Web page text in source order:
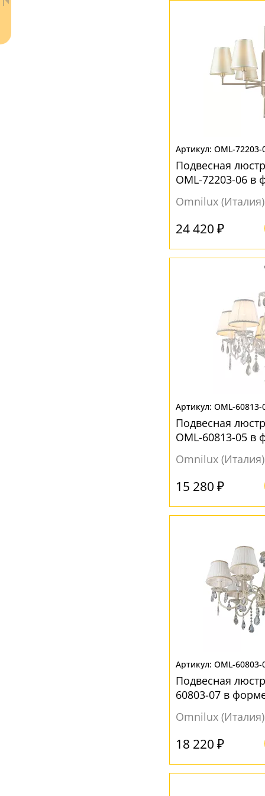
- бесплатно по России
- бесплатная доставка
OML-72203-
Подвесная
OML-72203-06 в
Omnilux (Италия)
24 420 ₽
OML-60813-
Подвесная
OML-60813-05 в
Omnilux (Италия)
15 280 ₽
OML-60803-
Подвесная
60803-07 в
Omnilux (Италия)
18 220 ₽